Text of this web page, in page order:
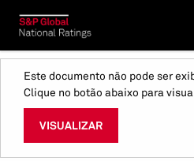
Este documento não pode ser
Clique no botão abaixo para
VISUALIZAR